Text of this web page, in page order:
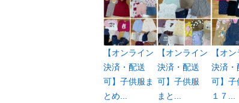
【オンライン
決済・配送
可】子供服ま
とめ...
【オンライン
決済・配送
可】子供服
まと...
【オ
決済・
可】
１７...